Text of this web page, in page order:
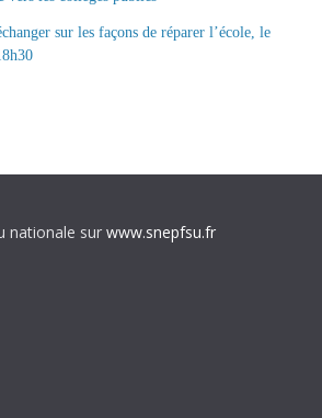
sur les façons de réparer l’école, le
nationale sur www.snepfsu.fr